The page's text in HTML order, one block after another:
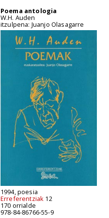
Poema antologia
W.H. Auden
itzulpena: Juanjo Olasagarre
1994, poesia
Erreferentziak 12
170 orrialde
978-84-86766-55-9